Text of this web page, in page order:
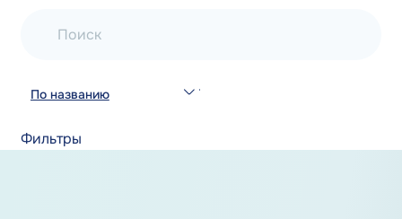
Поиск
По названию
Фильтры